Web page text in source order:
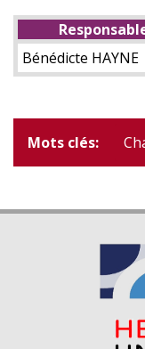
Bénédicte HAYNE
Mots clés